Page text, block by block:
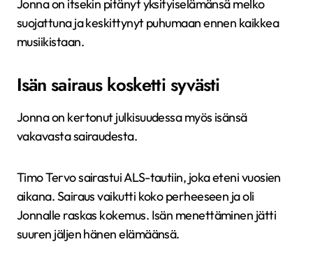
Jonna on itsekin pitänyt yksityiselämänsä melko
suojattuna ja keskittynyt puhumaan ennen kaikkea
musiikistaan.
Isän sairaus kosketti syvästi
Jonna on kertonut julkisuudessa myös isänsä
vakavasta sairaudesta.
Timo Tervo sairastui ALS-tautiin, joka eteni vuosien
aikana. Sairaus vaikutti koko perheeseen ja oli
Jonnalle raskas kokemus. Isän menettäminen jätti
suuren jäljen hänen elämäänsä.